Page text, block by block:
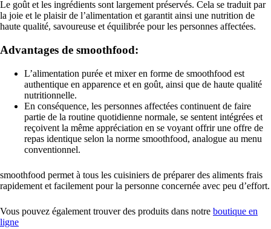
Le goût et les ingrédients sont largement préservés. Cela se traduit par
la joie et le plaisir de l’alimentation et garantit ainsi une nutrition de
haute qualité, savoureuse et équilibrée pour les personnes affectées.
Advantages de smoothfood:
L’alimentation purée et mixer en forme de smoothfood est
authentique en apparence et en goût, ainsi que de haute qualité
nutritionnelle.
En conséquence, les personnes affectées continuent de faire
partie de la routine quotidienne normale, se sentent intégrées et
reçoivent la même appréciation en se voyant offrir une offre de
repas identique selon la norme smoothfood, analogue au menu
conventionnel.
smoothfood permet à tous les cuisiniers de préparer des aliments frais
rapidement et facilement pour la personne concernée avec peu d’effort.
Vous pouvez également trouver des produits dans notre boutique en
ligne